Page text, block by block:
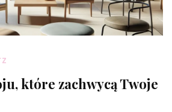
które zachwycą Twoje